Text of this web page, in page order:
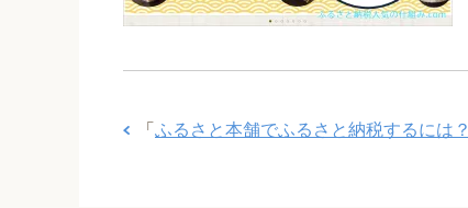
「 ふるさと本舗でふるさと納税するには？